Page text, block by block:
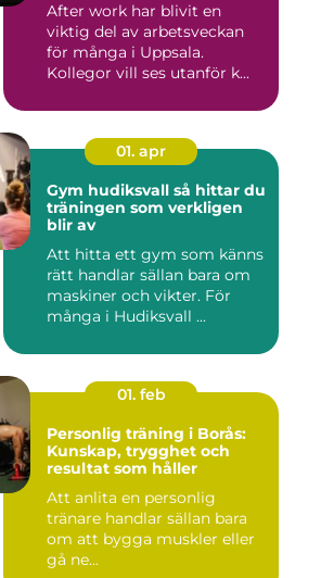
After work har blivit en
viktig del av arbetsveckan
för många i Uppsala.
Kollegor vill ses utanför k...
01. apr
Gym hudiksvall så hittar du
träningen som verkligen
blir av
Att hitta ett gym som känns
rätt handlar sällan bara om
maskiner och vikter. För
många i Hudiksvall ...
01. feb
Personlig träning i Borås:
Kunskap, trygghet och
resultat som håller
Att anlita en personlig
tränare handlar sällan bara
om att bygga muskler eller
gå ne...